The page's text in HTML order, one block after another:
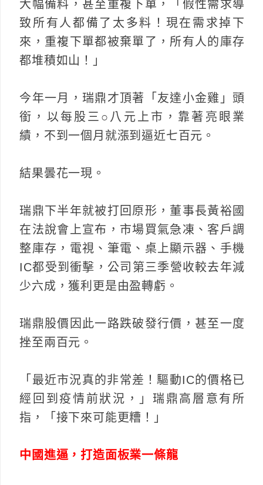
大幅備料，甚至重複下單，「假性需求導
致所有人都備了太多料！現在需求掉下
來，重複下單都被棄單了，所有人的庫存
都堆積如山！」
今年一月，瑞鼎才頂著「友達小金雞」頭
銜，以每股三○八元上市，靠著亮眼業
績，不到一個月就漲到逼近七百元。
結果曇花一現。
瑞鼎下半年就被打回原形，董事長黃裕國
在法說會上宣布，市場買氣急凍、客戶調
整庫存，電視、筆電、桌上顯示器、手機
IC都受到衝擊，公司第三季營收較去年減
少六成，獲利更是由盈轉虧。
瑞鼎股價因此一路跌破發行價，甚至一度
挫至兩百元。
「最近市況真的非常差！驅動IC的價格已
經回到疫情前狀況，」瑞鼎高層意有所
指，「接下來可能更糟！」
中國進逼，打造面板業一條龍